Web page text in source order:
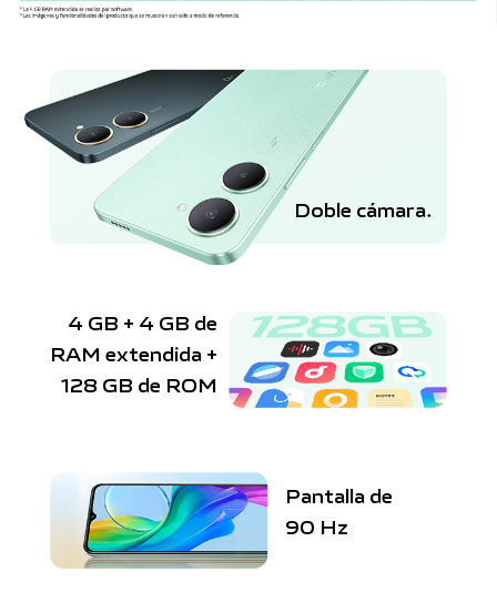
Doble cámara.
4 GB + 4 GB de
RAM extendida+
128 GB de ROM
Pantalla de
90 Hz